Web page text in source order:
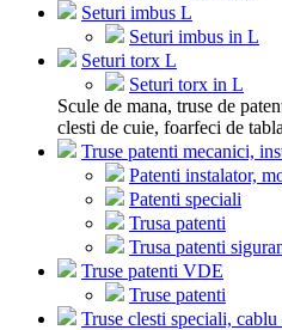
Seturi imbus L
Seturi imbus in L
Seturi torx L
Seturi torx in L
Scule de mana, truse de
clesti de cuie, foarfeci de
Truse patenti mecanici,
Patenti instalator,
Patenti speciali
Trusa patenti
Trusa patenti
Truse patenti VDE
Truse patenti
Truse clesti speciali,